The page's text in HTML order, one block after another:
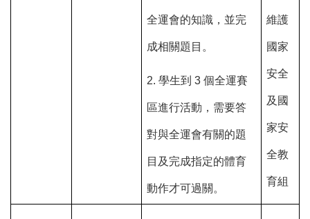
全運會的知識， 並完
成相關題目。
2. 學生到 3 個全運賽
區進行活動，需要答
對與全運會有關的題
目及完成指定的體育
動作才可過關。
維護
國家
安全
及國
家安
全教
育組